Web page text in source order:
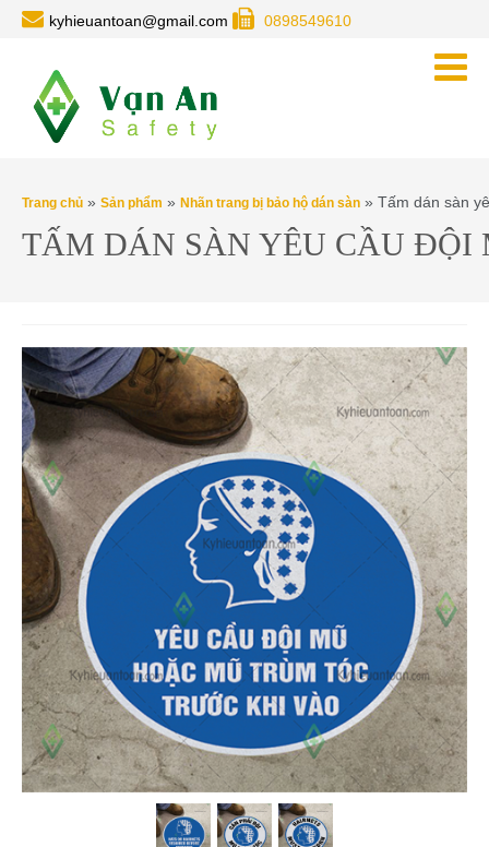
kyhieuantoan@gmail.com 0898549610
Trang chủ » Sản phẩm » Nhãn trang bị bảo hộ dán sàn » Tấm dán sàn
TẤM DÁN SÀN YÊU CẦU ĐỘI